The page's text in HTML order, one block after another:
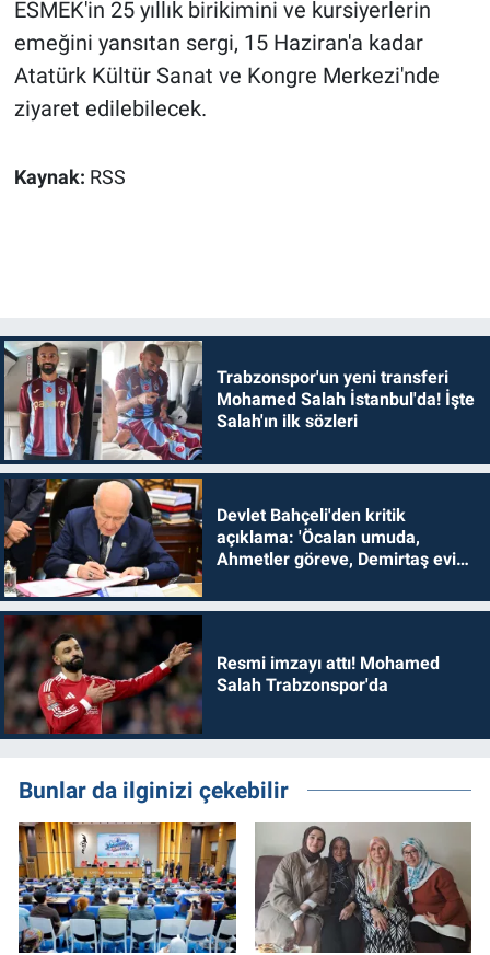
ESMEK'in 25 yıllık birikimini ve kursiyerlerin
emeğini yansıtan sergi, 15 Haziran'a kadar
Atatürk Kültür Sanat ve Kongre Merkezi'nde
ziyaret edilebilecek.
Kaynak: RSS
Trabzonspor'un yeni transferi
Mohamed Salah İstanbul'da! İşte
Salah'ın ilk sözleri
Devlet Bahçeli'den kritik
açıklama: 'Öcalan umuda,
Ahmetler göreve, Demirtaş evine
Resmi imzayı attı! Mohamed
Salah Trabzonspor'da
Bunlar da ilginizi çekebilir